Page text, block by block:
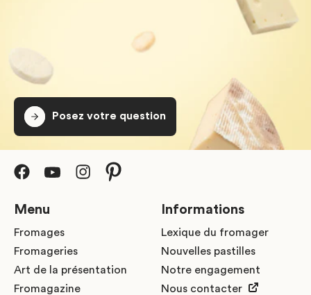
Posez votre question
Menu
Fromages
Fromageries
Art de la présentation
Fromagazine
Informations
Lexique du fromager
Nouvelles pastilles
Notre engagement
Nous contacter